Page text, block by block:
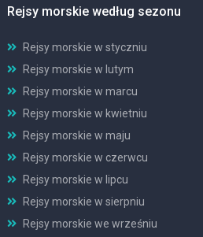
Rejsy morskie według sezonu
Rejsy morskie w styczniu
Rejsy morskie w lutym
Rejsy morskie w marcu
Rejsy morskie w kwietniu
Rejsy morskie w maju
Rejsy morskie w czerwcu
Rejsy morskie w lipcu
Rejsy morskie w sierpniu
Rejsy morskie we wrześniu